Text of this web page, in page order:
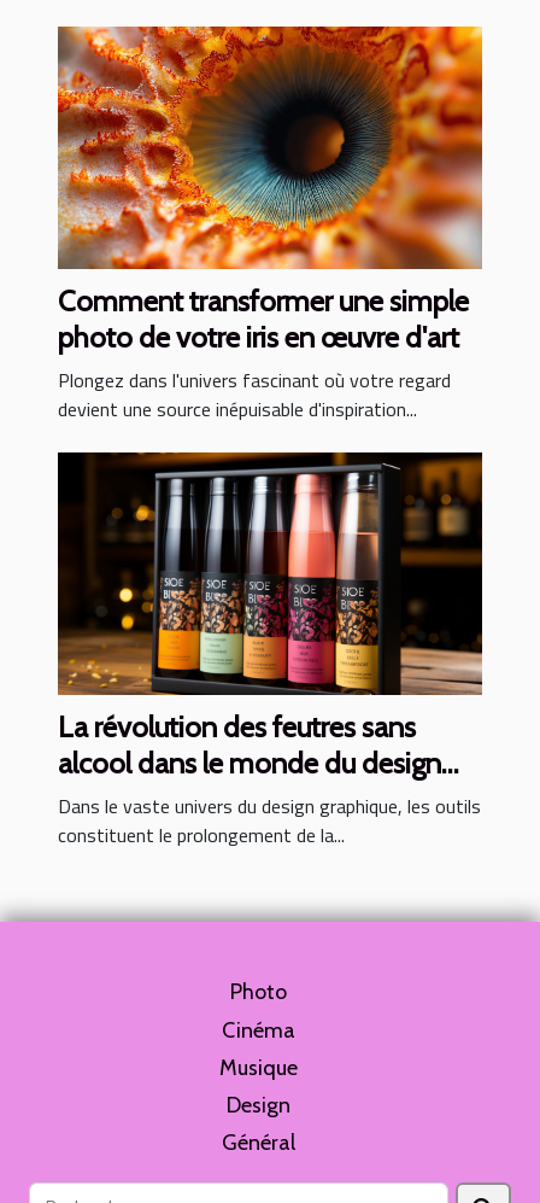
Comment transformer une simple
photo de votre iris en œuvre d'art
Plongez dans l'univers fascinant où votre regard
devient une source inépuisable d'inspiration...
La révolution des feutres sans
alcool dans le monde du design
graphique
Dans le vaste univers du design graphique, les outils
constituent le prolongement de la...
Photo
Cinéma
Musique
Design
Général